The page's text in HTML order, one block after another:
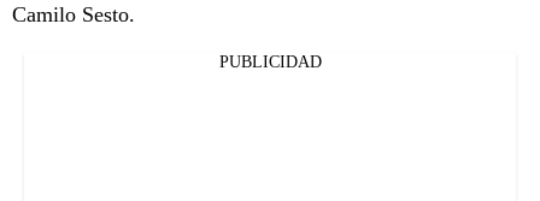
Camilo Sesto.
PUBLICIDAD